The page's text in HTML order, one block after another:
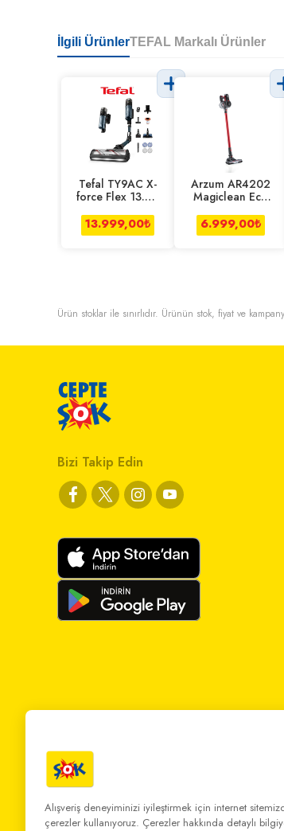
İlgili ÜrünlerTEFAL Markalı Ürünler
Tefal TY9AC X-
force Flex 13.60
Aerospin
Kablosuz Şarjlı
13.999,00₺
Arzum AR4202
Magiclean Eco
Süpürge
6.999,00₺
Ürün stoklar ile sınırlıdır. Ürünün stok, fiyat ve
Bizi Takip Edin
Bizi Arayın:0 850 808 00 00Bize
Alışveriş deneyiminizi iyileştirmek için internet
çerezler kullanıyoruz. Çerezler hakkında detaylı